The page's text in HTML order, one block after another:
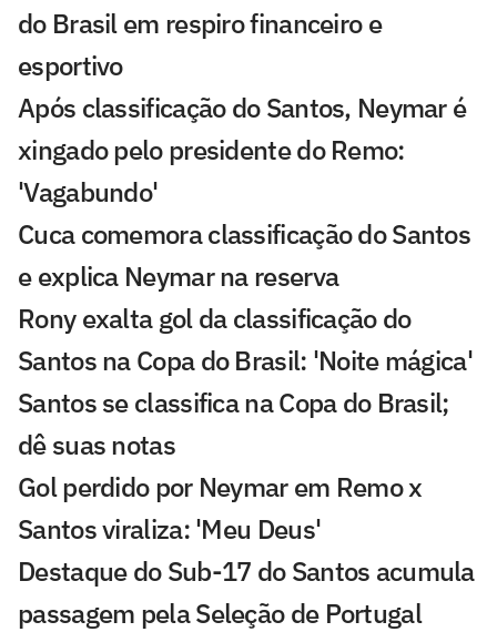
do Brasil em respiro financeiro e
esportivo
Após classificação do Santos, Neymar é
xingado pelo presidente do Remo:
'Vagabundo'
Cuca comemora classificação do Santos
e explica Neymar na reserva
Rony exalta gol da classificação do
Santos na Copa do Brasil: 'Noite mágica'
Santos se classifica na Copa do Brasil;
dê suas notas
Gol perdido por Neymar em Remo x
Santos viraliza: 'Meu Deus'
Destaque do Sub-17 do Santos acumula
passagem pela Seleção de Portugal